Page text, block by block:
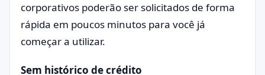
corporativos poderão ser solicitados de forma
rápida em poucos minutos para você já
começar a utilizar.
Sem histórico de crédito